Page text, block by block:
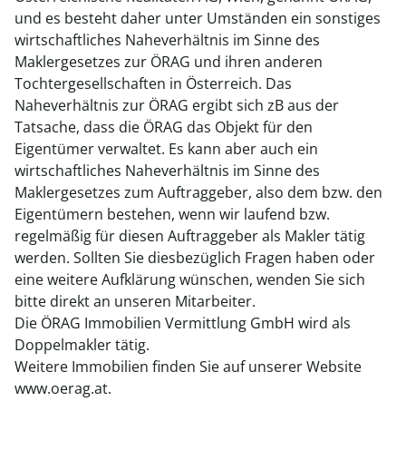
und es besteht daher unter Umständen ein sonstiges
wirtschaftliches Naheverhältnis im Sinne des
Maklergesetzes zur ÖRAG und ihren anderen
Tochtergesellschaften in Österreich. Das
Naheverhältnis zur ÖRAG ergibt sich zB aus der
Tatsache, dass die ÖRAG das Objekt für den
Eigentümer verwaltet. Es kann aber auch ein
wirtschaftliches Naheverhältnis im Sinne des
Maklergesetzes zum Auftraggeber, also dem bzw. den
Eigentümern bestehen, wenn wir laufend bzw.
regelmäßig für diesen Auftraggeber als Makler tätig
werden. Sollten Sie diesbezüglich Fragen haben oder
eine weitere Aufklärung wünschen, wenden Sie sich
bitte direkt an unseren Mitarbeiter.
Die ÖRAG Immobilien Vermittlung GmbH wird als
Doppelmakler tätig.
Weitere Immobilien finden Sie auf unserer Website
www.oerag.at.